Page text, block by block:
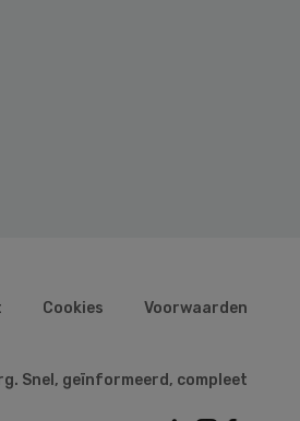
Cookies Voorwaarden
Snel, geïnformeerd, compleet